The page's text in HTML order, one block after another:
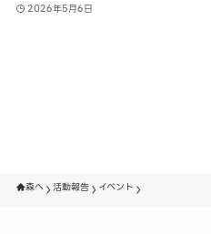
2026年5月6日
森へ 活動報告 イベント